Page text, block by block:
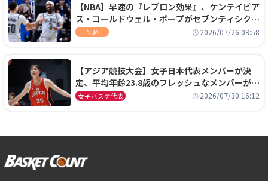
【NBA】早速の『レブロン効果』、ケンテイビア
ス・コールドウェル・ポープがセブンティシクサ
ーズに1年契約で加入
NBA 2026/07/26 09:58
【アジア競技大会】女子日本代表メンバーが決
定、平均年齢23.8歳のフレッシュなメンバーが日
本開催の大舞台で頂点を狙う
女子バスケ代表 2026/07/30 16:12